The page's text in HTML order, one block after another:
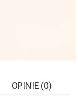
OPINIE (0)